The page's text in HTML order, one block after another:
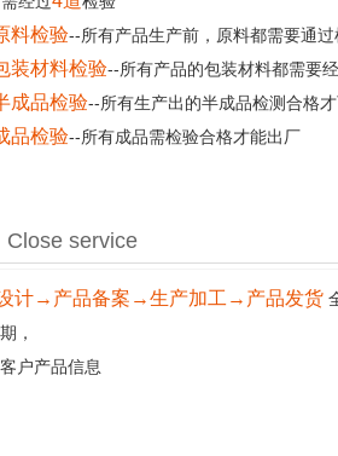
料检验--所有产品生产前，原料都需要通
装材料检验--所有产品的包装材料都需要
成品检验--所有生产出的半成品检测合格
品检验--所有成品需检验合格才能出厂
Close service
计→产品备案→生产加工→产品发货
，
户产品信息